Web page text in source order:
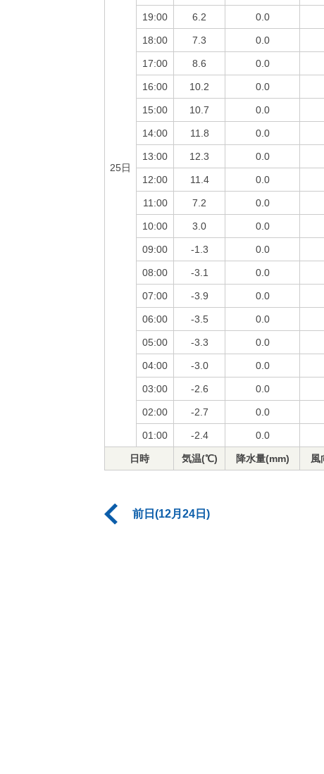
25日
19:00 6.2 0.0
18:00 7.3 0.0
17:00 8.6 0.0
16:00 10.2 0.0
15:00 10.7 0.0
14:00 11.8 0.0
13:00 12.3 0.0
12:00 11.4 0.0
11:00 7.2 0.0
10:00 3.0 0.0
09:00 -1.3 0.0
08:00 -3.1 0.0
07:00 -3.9 0.0
06:00 -3.5 0.0
05:00 -3.3 0.0
04:00 -3.0 0.0
03:00 -2.6 0.0
02:00 -2.7 0.0
01:00 -2.4 0.0
日時 気温(℃) 降水量(mm) 風
前日(12月24日)